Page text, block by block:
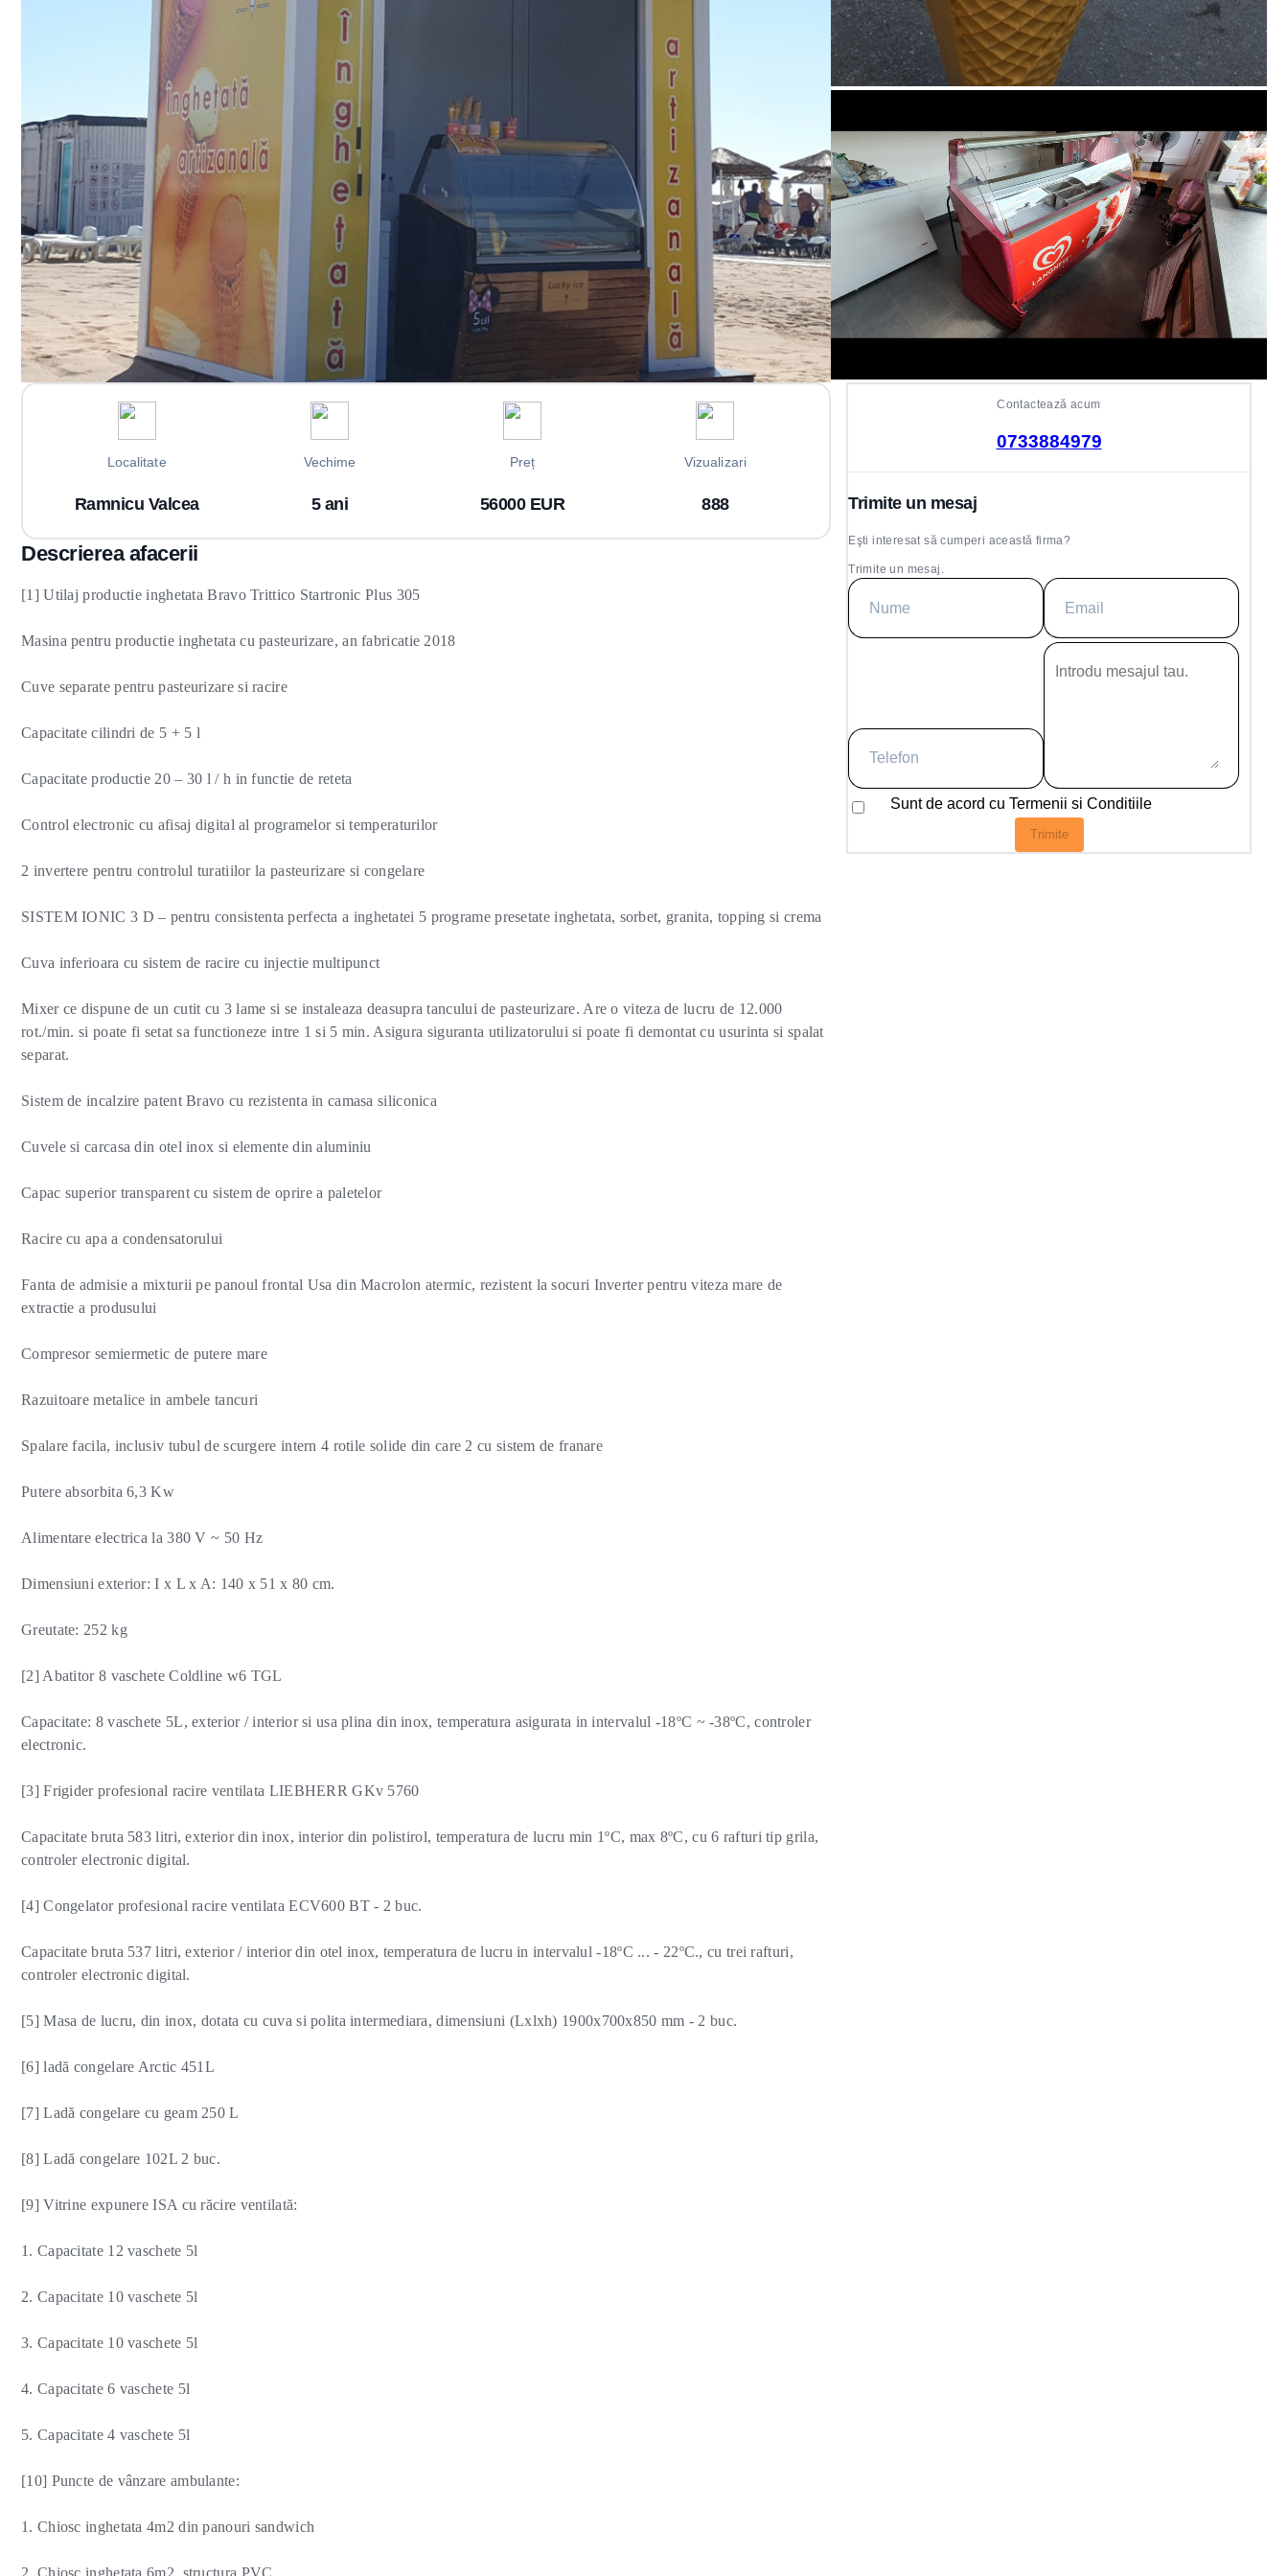
Localitate
Ramnicu Valcea
Vechime
5 ani
Preț
56000 EUR
Vizualizari
888
Descrierea afacerii
[1] Utilaj productie inghetata Bravo Trittico Startronic Plus 305
Masina pentru productie inghetata cu pasteurizare, an fabricatie 2018
Cuve separate pentru pasteurizare si racire
Capacitate cilindri de 5 + 5 l
Capacitate productie 20 – 30 l / h in functie de reteta
Control electronic cu afisaj digital al programelor si temperaturilor
2 invertere pentru controlul turatiilor la pasteurizare si congelare
SISTEM IONIC 3 D – pentru consistenta perfecta a inghetatei 5 programe presetate inghetata, sorbet, granita, topping si crema
Cuva inferioara cu sistem de racire cu injectie multipunct
Mixer ce dispune de un cutit cu 3 lame si se instaleaza deasupra tancului de pasteurizare. Are o viteza de lucru de 12.000
rot./min. si poate fi setat sa functioneze intre 1 si 5 min. Asigura siguranta utilizatorului si poate fi demontat cu usurinta si spalat
separat.
Sistem de incalzire patent Bravo cu rezistenta in camasa siliconica
Cuvele si carcasa din otel inox si elemente din aluminiu
Capac superior transparent cu sistem de oprire a paletelor
Racire cu apa a condensatorului
Fanta de admisie a mixturii pe panoul frontal Usa din Macrolon atermic, rezistent la socuri Inverter pentru viteza mare de
extractie a produsului
Compresor semiermetic de putere mare
Razuitoare metalice in ambele tancuri
Spalare facila, inclusiv tubul de scurgere intern 4 rotile solide din care 2 cu sistem de franare
Putere absorbita 6,3 Kw
Alimentare electrica la 380 V ~ 50 Hz
Dimensiuni exterior: I x L x A: 140 x 51 x 80 cm.
Greutate: 252 kg
[2] Abatitor 8 vaschete Coldline w6 TGL
Capacitate: 8 vaschete 5L, exterior / interior si usa plina din inox, temperatura asigurata in intervalul -18ºC ~ -38ºC, controler
electronic.
[3] Frigider profesional racire ventilata LIEBHERR GKv 5760
Capacitate bruta 583 litri, exterior din inox, interior din polistirol, temperatura de lucru min 1ºC, max 8ºC, cu 6 rafturi tip grila,
controler electronic digital.
[4] Congelator profesional racire ventilata ECV600 BT - 2 buc.
Capacitate bruta 537 litri, exterior / interior din otel inox, temperatura de lucru in intervalul -18ºC ... - 22ºC., cu trei rafturi,
controler electronic digital.
[5] Masa de lucru, din inox, dotata cu cuva si polita intermediara, dimensiuni (Lxlxh) 1900x700x850 mm - 2 buc.
[6] ladă congelare Arctic 451L
[7] Ladă congelare cu geam 250 L
[8] Ladă congelare 102L 2 buc.
[9] Vitrine expunere ISA cu răcire ventilată:
1. Capacitate 12 vaschete 5l
2. Capacitate 10 vaschete 5l
3. Capacitate 10 vaschete 5l
4. Capacitate 6 vaschete 5l
5. Capacitate 4 vaschete 5l
[10] Puncte de vânzare ambulante:
1. Chiosc inghetata 4m2 din panouri sandwich
2. Chiosc inghetata 6m2, structura PVC.
Contactează acum
0733884979
Trimite un mesaj
Eşti interesat să cumperi această firma?
Trimite un mesaj.
Sunt de acord cuTermenii si Conditiile
Trimite